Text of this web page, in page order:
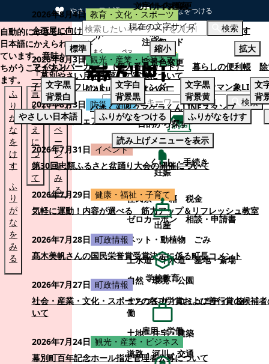
やさしい日本語 ひらがなをつける
本文へスキップする
自動的にやさしい
日本語にかえられ
ています。意味が
ちがうことがあり
ます。
ふ
り
が
な
を
け
す
ふ
り
が
な
を
み
る
言
い
替
え
に
つ
い
て
も
と
の
ペ
ー
ジ
を
み
る
検索
くらし・手続き
くらし・手続き
住民票・戸籍
税金
ゼロカーボン
相談・申請書
ペット・動植物
ごみ
上水道・下水道
墓地・斎場
自然・環境・公園
まちづくり・コミュニティ・協
働
土地・住宅・建築
道路・河川・交通
2026年8月4日 教育・文化・スポーツ
企画展に向けて：安東ウメ子さんとの思い出を募集します
2026年8月3日 観光・産業・ビジネス
「幕別やさい月イチ菜」の実施について
2026年8月3日 防災・消防
幕別町防災フェアの開催について
2026年7月31日 イベント
第30回忠類ふるさと盆踊り大会の開催について
2026年7月29日 健康・福祉・子育て
気軽に運動！内容が選べる 筋力アップ＆リフレッシュ教室
2026年7月28日 町政情報
髙木美帆さんの国民栄誉賞受賞決定に係る町長コメント
2026年7月27日 町政情報
社会・産業・文化・スポーツの各功労賞および善行賞の候補
いて
2026年7月24日 観光・産業・ビジネス
幕別町百年記念ホール指定管理者公募について
サイト内検索
検索
注目ワード
マイナンバーカード（個人番号カード） 暮らしの便利帳
子育てパンフレット
ごみカレンダー
忠類ナウマン象LINE
パオくん＆クマゲラくんLINEスタンプ
目的から探す
妊娠
出産
学校教育
雇用・労働
文字サイズ変更
現在の文字サイズ
標準
縮小
拡大
背景色変更
文字黒
背景白
文字白
背景黒
文字黒
背景黄
文
背
やさしい日本語
ふりがなをつける ふりがなをけす
読み上げメニューを表示